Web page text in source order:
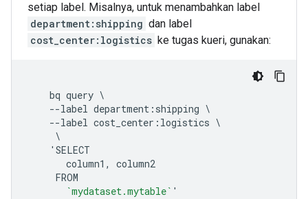
setiap label. Misalnya, untuk menambahkan label
department:shipping dan label
cost_center:logistics ke tugas kueri, gunakan:
    bq query \
    --label department:shipping \
    --label cost_center:logistics \
     \
    'SELECT
       column1, column2
     FROM
`mydataset.mytable`